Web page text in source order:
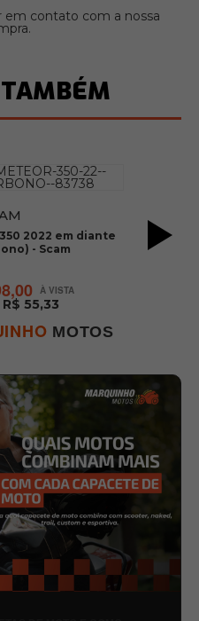
em contato com a nossa
2022 em diante
- Scam
55,33
MOTOS